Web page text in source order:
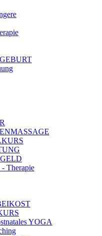
- Therapie
YOGA